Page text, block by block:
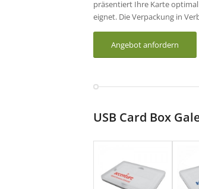
präsentiert Ihre Karte
eignet. Die Verpackung in
Angebot anfordern
USB Card Box